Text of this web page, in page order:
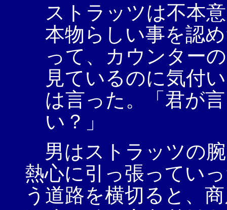
ストラッツは不本
本物らしい事を認
って、カウンター
見ているのに気付
は言った。「君が
い？」
男はストラッツの
熱心に引っ張ってい
う道路を横切ると、